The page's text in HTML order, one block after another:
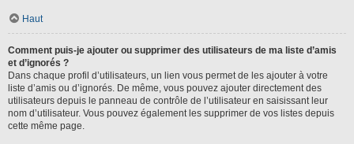
Haut
Comment puis-je ajouter ou supprimer des utilisateurs de ma liste d’amis
et d’ignorés ?
Dans chaque profil d’utilisateurs, un lien vous permet de les ajouter à votre
liste d’amis ou d’ignorés. De même, vous pouvez ajouter directement des
utilisateurs depuis le panneau de contrôle de l’utilisateur en saisissant leur
nom d’utilisateur. Vous pouvez également les supprimer de vos listes depuis
cette même page.